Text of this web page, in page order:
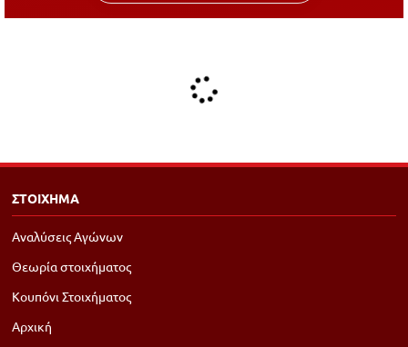
ΣΤΟΙΧΗΜΑ
Αναλύσεις Αγώνων
Θεωρία στοιχήματος
Κουπόνι Στοιχήματος
Αρχική